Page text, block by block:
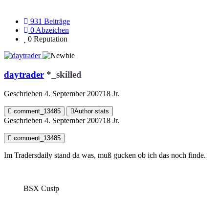
931 Beiträge
0 Abzeichen
0 Reputation
daytrader *_skilled
Geschrieben 4. September 200718 Jr.
comment_13485 Author stats
Geschrieben 4. September 200718 Jr.
comment_13485
Im Tradersdaily stand da was, muß gucken ob ich das noch finde.
BSX Cusip